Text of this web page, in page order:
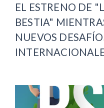
EL ESTRENO DE
BESTIA"
NUEVOS